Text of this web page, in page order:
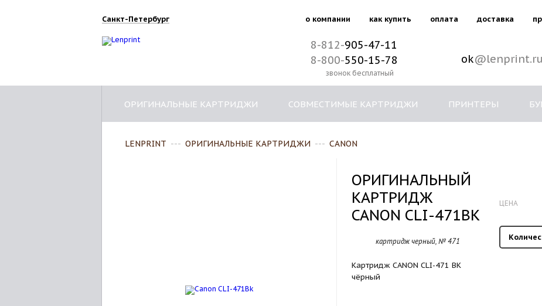
о компании как купить оплата доставка
Санкт-Петербург
8-812-905-47-11
8-800-550-15-78
звонок бесплатный
ok@lenprint.ru
ОРИГИНАЛЬНЫЕ КАРТРИДЖИ СОВМЕСТИМЫЕ КАРТРИДЖИ ПРИНТЕРЫ
LENPRINT --- ОРИГИНАЛЬНЫЕ КАРТРИДЖИ --- CANON
ЦЕНА
ОРИГИНАЛЬНЫЙ
КАРТРИДЖ
CANON CLI-471BK
картридж черный, № 471
Картридж CANON CLI-471 BK
чёрный